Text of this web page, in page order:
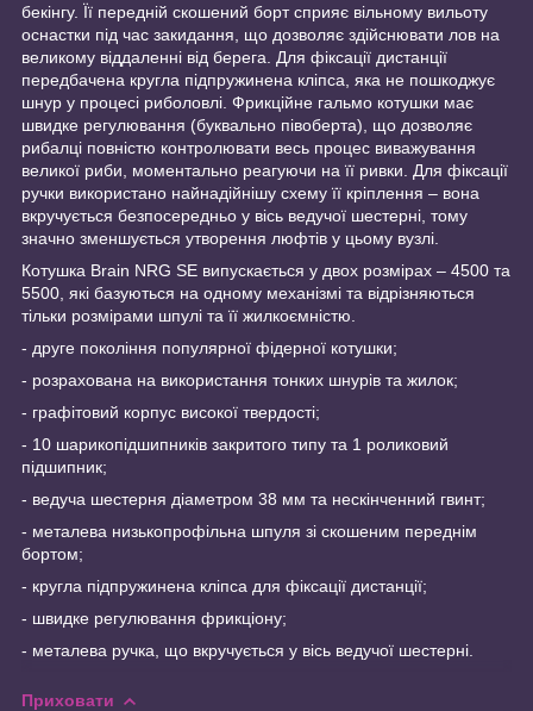
бекінгу. Її передній скошений борт сприяє вільному вильоту
оснастки під час закидання, що дозволяє здійснювати лов на
великому віддаленні від берега. Для фіксації дистанції
передбачена кругла підпружинена кліпса, яка не пошкоджує
шнур у процесі риболовлі. Фрикційне гальмо котушки має
швидке регулювання (буквально півоберта), що дозволяє
рибалці повністю контролювати весь процес виважування
великої риби, моментально реагуючи на її ривки. Для фіксації
ручки використано найнадійнішу схему її кріплення – вона
вкручується безпосередньо у вісь ведучої шестерні, тому
значно зменшується утворення люфтів у цьому вузлі.
Котушка Brain NRG SE випускається у двох розмірах – 4500 та
5500, які базуються на одному механізмі та відрізняються
тільки розмірами шпулі та її жилкоємністю.
- друге покоління популярної фідерної котушки;
- розрахована на використання тонких шнурів та жилок;
- графітовий корпус високої твердості;
- 10 шарикопідшипників закритого типу та 1 роликовий
підшипник;
- ведуча шестерня діаметром 38 мм та нескінченний гвинт;
- металева низькопрофільна шпуля зі скошеним переднім
бортом;
- кругла підпружинена кліпса для фіксації дистанції;
- швидке регулювання фрикціону;
- металева ручка, що вкручується у вісь ведучої шестерні.
Приховати